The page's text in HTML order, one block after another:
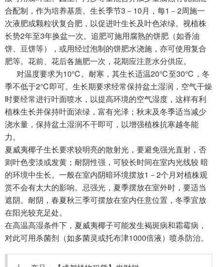
合配制，作为培养基质。生长季节3－10月，每1－2周施一
次液肥或颗粒状复合肥，以促进叶生长及叶色浓绿。视植株
长势2年至3年换盆一次。追肥可施用腐熟的饼肥（如香油
饼、豆饼等），或用经过泡制的饼肥水浇施，亦可使用复合
肥等。花前、花后各施肥一次，花期应注意水分供应。
对温度要求为10℃。耐寒，其生长适温20℃至30℃，冬
季不低于2℃即可。生长期要求经常保持盆土湿润，空气干燥
时要经常进行叶面喷水，以提高环境的空气湿度，这样有利
植株生长并保持叶面浓绿，富有光泽；秋末及冬季适当减少
浇水量，保持盆土湿润不干即可，以增强植株抗寒越冬能
力。
夏威夷椰子生长要求较明亮的散射光，要避免强光直射，否
则叶色变淡或发黄；耐阴性强，可较长时间在室内光线较 暗
的环境中生长。一般在室内阴暗环境摆放1－2个月对植株观
赏不会有太大的影响。忌强光，夏季摆放在室外时，要适当
遮阴。耐阴，春夏秋三季可摆放在室内任意位置，冬季宜放
在阳光较充足处。
在高温高湿条件下，夏威夷椰子可能发生褐斑病和霜霉病，
对此可用杀菌剂（如多菌灵或托布津1000倍液）喷杀防治。